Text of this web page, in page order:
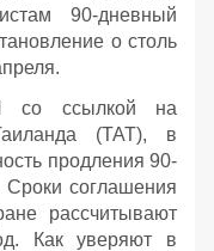
90-дневный
о столь
со ссылкой на
(ТАТ), в
продления 90-
Сроки соглашения
рассчитывают
Как уверяют в